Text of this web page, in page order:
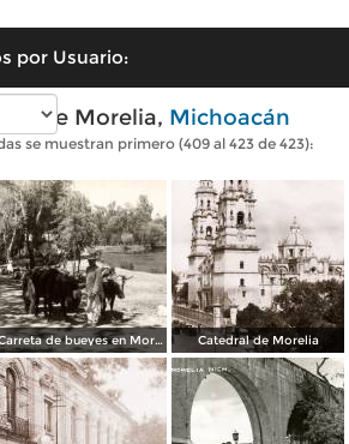
por Usuario:
de Morelia, Michoacán
se muestran primero (409 al 423 de 423):
Carreta de bueyes en Morelia Catedral de Morelia